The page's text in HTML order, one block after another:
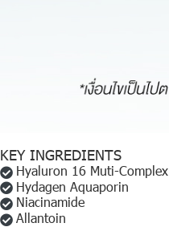
KEY INGREDIENTS
Hyaluron 16 Muti-Complex
Hydagen Aquaporin
Niacinamide
Allantoin